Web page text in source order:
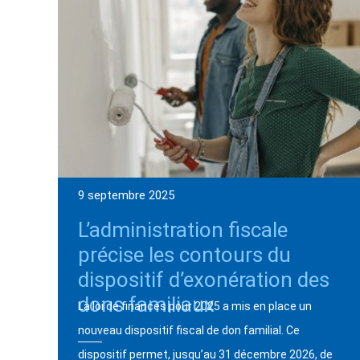
9 septembre 2025
L’administration fiscale
précise les contours du
dispositif d’exonération des
dons familiaux
La loi de finances pour 2025 a mis en place un
nouveau dispositif fiscal de don familial. Ce
dispositif permet, jusqu’au 31 décembre 2026, de